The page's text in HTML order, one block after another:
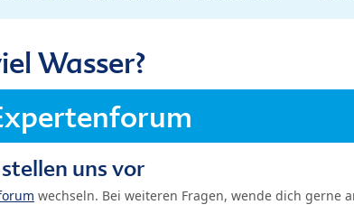
Wasser?
uns vor
wechseln. Bei weiteren Fragen, wende dich gerne